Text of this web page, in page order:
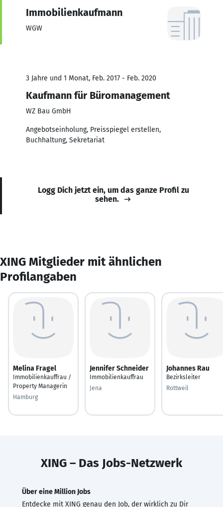
Immobilienkaufmann
WGW
3 Jahre und 1 Monat, Feb. 2017 - Feb. 2020
Kaufmann für Büromanagement
WZ Bau GmbH
Angebotseinholung, Preisspiegel erstellen,
Buchhaltung, Sekretariat
Logg Dich jetzt ein, um das ganze Profil zu
sehen.
XING Mitglieder mit ähnlichen
Profilangaben
Melina Fragel
Immobilienkauffrau /
Property Managerin
Hamburg
Jennifer Schneider
Immobilienkauffrau
Jena
Johannes Rau
Bezirksleiter
Rottweil
XING – Das Jobs-Netzwerk
Über eine Million Jobs
Entdecke mit XING genau den Job, der wirklich zu Dir